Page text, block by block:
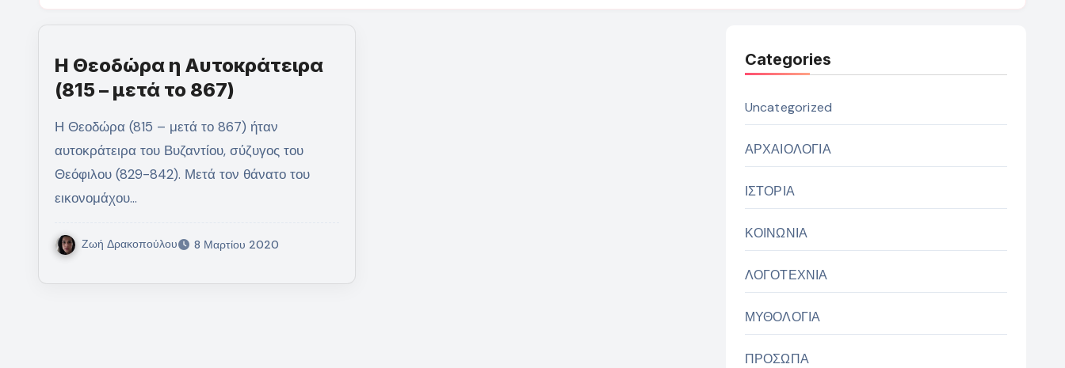
Η Θεοδώρα η Αυτοκράτειρα
(815 – μετά το 867)
Η Θεοδώρα (815 – μετά το 867) ήταν
αυτοκράτειρα του Βυζαντίου, σύζυγος του
Θεόφιλου (829-842). Μετά τον θάνατο του
εικονομάχου…
Ζωή Δρακοπούλου 8 Μαρτίου 2020
Categories
Uncategorized
ΑΡΧΑΙΟΛΟΓΙΑ
ΙΣΤΟΡΙΑ
ΚΟΙΝΩΝΙΑ
ΛΟΓΟΤΕΧΝΙΑ
ΜΥΘΟΛΟΓΙΑ
ΠΡΟΣΩΠΑ